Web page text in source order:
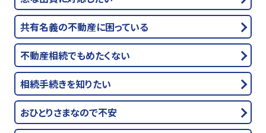
共有名義の不動産に困っている
不動産相続でもめたくない
相続手続きを知りたい
おひとりさまなので不安